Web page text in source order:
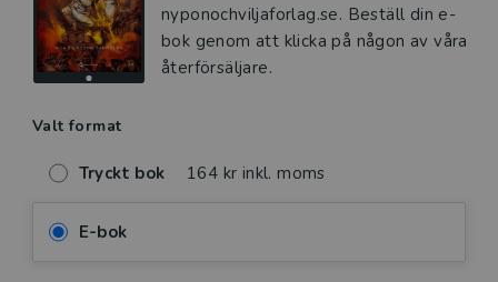
nyponochviljaforlag.se. Beställ din e-
bok genom att klicka på någon av våra
återförsäljare.
Valt format
Tryckt bok 164 kr inkl. moms
E-bok